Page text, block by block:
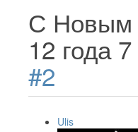
С Новым
12 года
#2
Ulis